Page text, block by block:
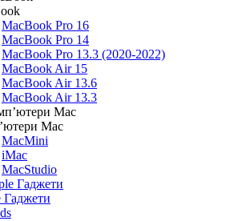
MacBook Pro 16
MacBook Pro 14
MacBook Pro 13.3 (2020-2022)
MacBook Air 15
MacBook Air 13.6
MacBook Air 13.3
Mac
MacMini
iMac
MacStudio
Гаджети